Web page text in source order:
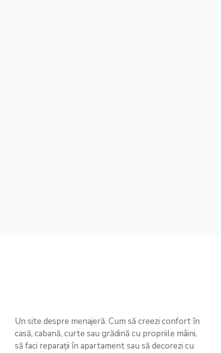
Un site despre menajeră. Cum să creezi confort în
casă, cabană, curte sau grădină cu propriile mâini,
să faci reparații în apartament sau să decorezi cu